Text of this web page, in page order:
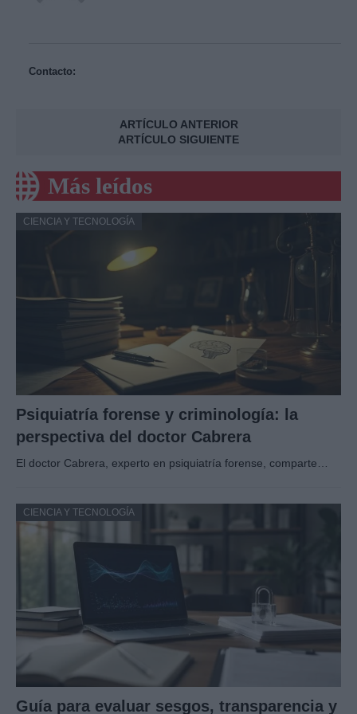
Contacto:
ARTÍCULO ANTERIOR
ARTÍCULO SIGUIENTE
Más leídos
CIENCIA Y TECNOLOGÍA
Psiquiatría forense y criminología: la
perspectiva del doctor Cabrera
El doctor Cabrera, experto en psiquiatría forense, comparte…
CIENCIA Y TECNOLOGÍA
Guía para evaluar sesgos, transparencia y